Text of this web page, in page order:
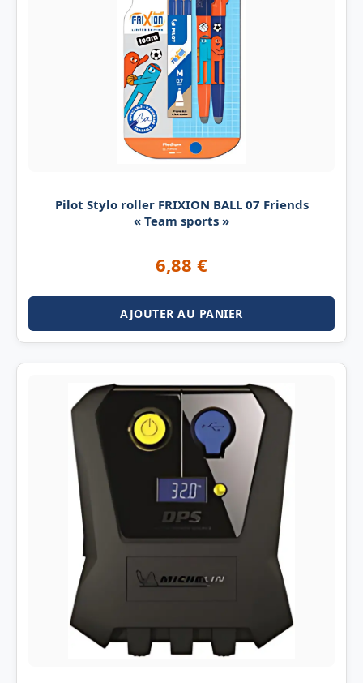
Pilot Stylo roller FRIXION BALL 07 Friends
« Team sports »
6,88 €
AJOUTER AU PANIER